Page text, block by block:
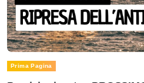
Prima Pagina